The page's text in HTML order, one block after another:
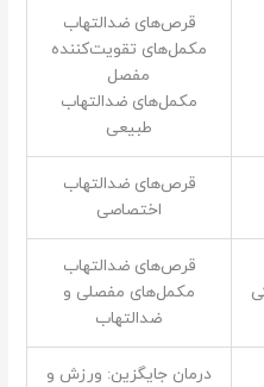
قرص‌های ضدالتهاب
مکمل‌‌های تقویت‌کننده
مفصل
مکمل‌های ضدالتهاب
طبیعی
قرص‌های ضدالتهاب
اختصاصی
قرص‌های ضدالتهاب
مکمل‌های مفصلی و
ضدالتهاب
درمان جایگزین: ورزش و